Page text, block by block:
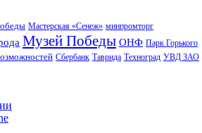
Мастерская «Сенеж» минпромторг
Музей Победы ОНФ Парк Горького
Сбербанк Таврида Техноград УВД ЗАО